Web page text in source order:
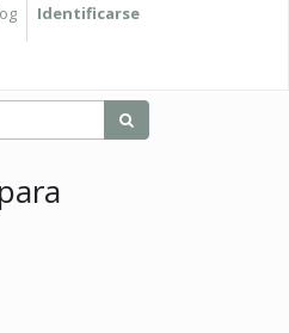
Identificarse